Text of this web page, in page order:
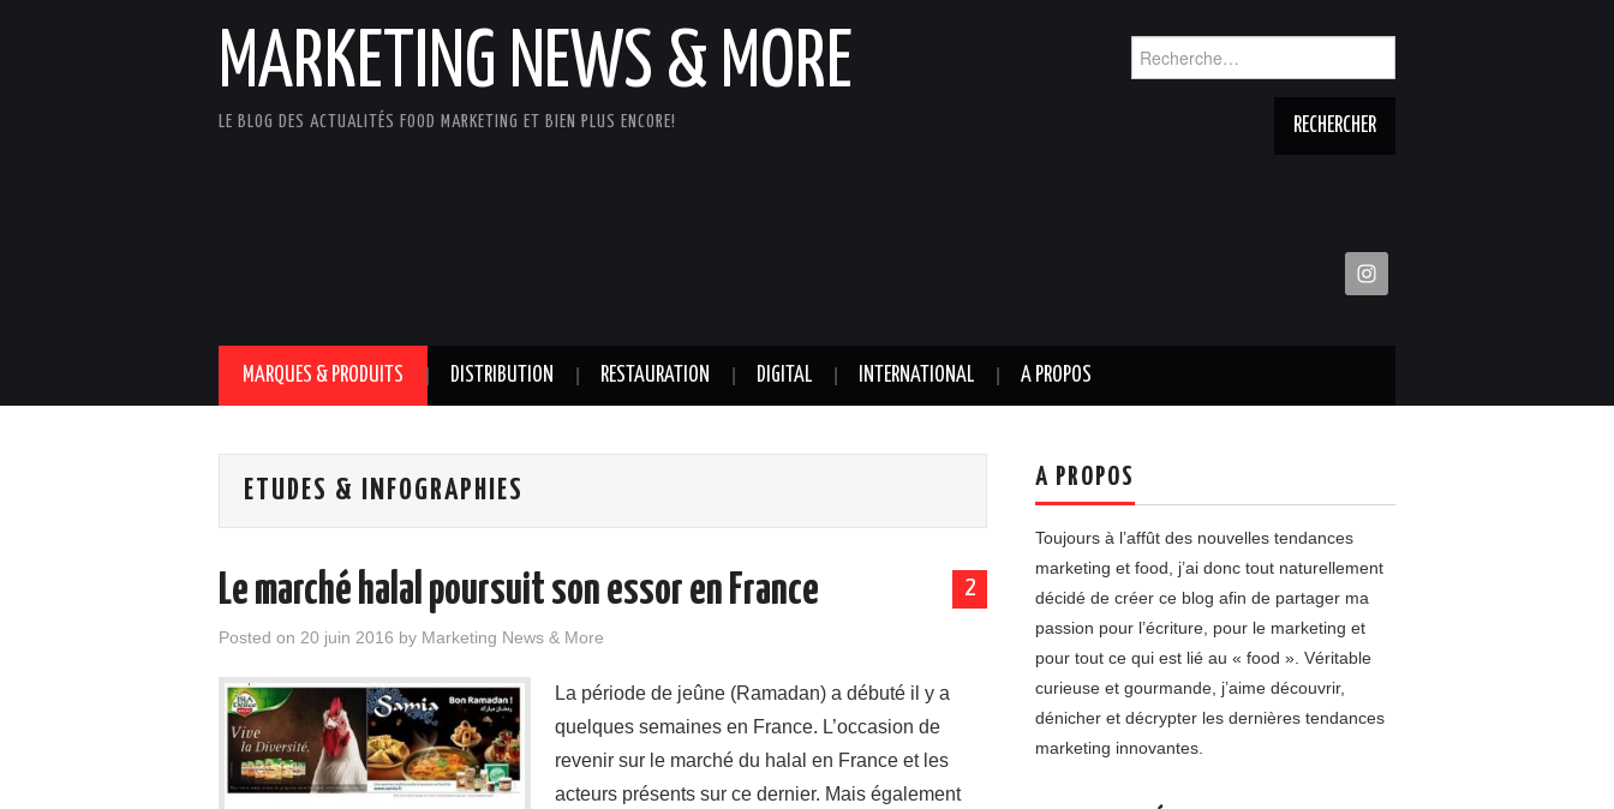
MARKETING NEWS & MORE
LE BLOG DES ACTUALITÉS FOOD MARKETING ET BIEN PLUS ENCORE!
MARQUES & PRODUITS DISTRIBUTION RESTAURATION DIGITAL INTERNATIONAL A PROPOS
ETUDES & INFOGRAPHIES
2
Le marché halal poursuit son essor en France
Posted on 20 juin 2016 by Marketing News & More
La période de jeûne (Ramadan) a débuté il y a
quelques semaines en France. L’occasion de
revenir sur le marché du halal en France et les
acteurs présents sur ce dernier. Mais également
A PROPOS
Toujours à l’affût des nouvelles tendances
marketing et food, j’ai donc tout naturellement
décidé de créer ce blog afin de partager ma
passion pour l’écriture, pour le marketing et
pour tout ce qui est lié au « food ». Véritable
curieuse et gourmande, j’aime découvrir,
dénicher et décrypter les dernières tendances
marketing innovantes.